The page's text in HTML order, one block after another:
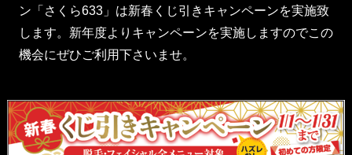
ン「さくら633」は新春くじ引きキャンペーンを実施致
します。新年度よりキャンペーンを実施しますのでこの
機会にぜひご利用下さいませ。